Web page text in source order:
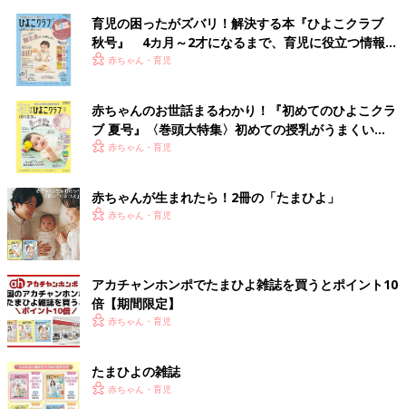
育児の困ったがズバリ！解決する本『ひよこクラブ
秋号』 4カ月～2才になるまで、育児に役立つ情報が
いっぱい！
赤ちゃん・育児
赤ちゃんのお世話まるわかり！『初めてのひよこクラ
ブ 夏号』〈巻頭大特集〉初めての授乳がうまくい
く！ おっぱい・ミルクの基本と夏のトラブル 解決テ
赤ちゃん・育児
赤ちゃんが生まれたら！2冊の「たまひよ」
赤ちゃん・育児
アカチャンホンポでたまひよ雑誌を買うとポイント10
倍【期間限定】
赤ちゃん・育児
たまひよの雑誌
赤ちゃん・育児